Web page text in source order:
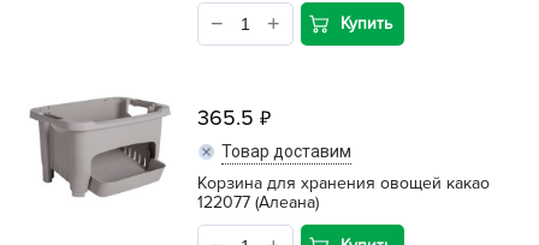
Купить
365.5
Товар доставим
Корзина для хранения овощей какао
122077 (Алеана)